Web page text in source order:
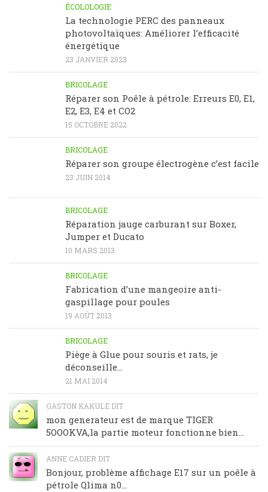
ÉCOLOLOGIE
La technologie PERC des panneaux
photovoltaïques: Améliorer l’efficacité
énergétique
23 JANVIER 2023
BRICOLAGE
Réparer son Poêle à pétrole: Erreurs E0, E1,
E2, E3, E4 et CO2
15 OCTOBRE 2022
BRICOLAGE
Réparer son groupe électrogène c’est facile
23 JUIN 2014
BRICOLAGE
Réparation jauge carburant sur Boxer,
Jumper et Ducato
10 MARS 2013
BRICOLAGE
Fabrication d’une mangeoire anti-
gaspillage pour poules
19 AOÛT 2013
BRICOLAGE
Piège à Glue pour souris et rats, je
déconseille…
21 MAI 2014
GASTON KAKULE DIT
mon generateur est de marque TIGER
5OOOKVA,la partie moteur fonctionne bien...
ANNE CADIER DIT
Bonjour, problème affichage E17 sur un poêle à
pétrole Qlima n0...